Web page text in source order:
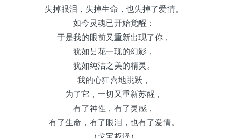
失掉眼泪，失掉生命，也失掉了爱情。
如今灵魂已开始觉醒：
于是我的眼前又重新出现了你，
犹如昙花一现的幻影，
犹如纯洁之美的精灵。
我的心狂喜地跳跃，
为了它，一切又重新苏醒，
有了神性，有了灵感，
有了生命，有了眼泪，也有了爱情。